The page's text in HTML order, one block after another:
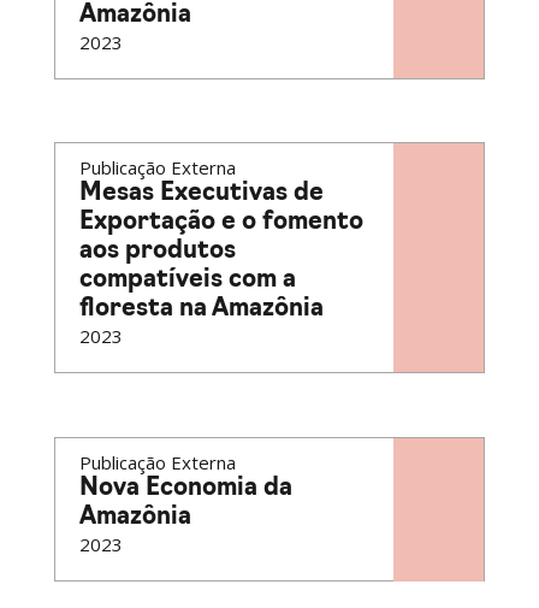
Amazônia
2023
Publicação Externa
Mesas Executivas de
Exportação e o fomento
aos produtos
compatíveis com a
floresta na Amazônia
2023
Publicação Externa
Nova Economia da
Amazônia
2023